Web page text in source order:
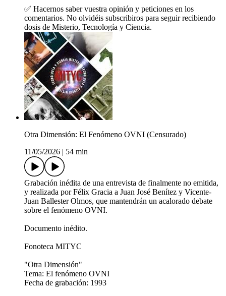
✅ Hacernos saber vuestra opinión y peticiones en los
comentarios. No olvidéis subscribiros para seguir recibiendo
dosis de Misterio, Tecnología y Ciencia.
Otra Dimensión: El Fenómeno OVNI (Censurado)
11/05/2026
54 min
Grabación inédita de una entrevista de finalmente no emitida,
y realizada por Félix Gracia a Juan José Benítez y Vicente-
Juan Ballester Olmos, que mantendrán un acalorado debate
sobre el fenómeno OVNI.
Documento inédito.
Fonoteca MITYC
"Otra Dimensión"
Tema: El fenómeno OVNI
Fecha de grabación: 1993